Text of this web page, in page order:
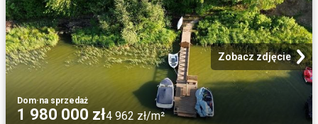
Zobacz zdjęcie
Dom·na sprzedaż
1 980 000 zł4 962 zł/m²